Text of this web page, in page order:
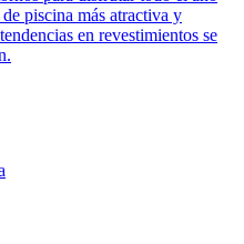
piscina más atractiva y
en revestimientos se